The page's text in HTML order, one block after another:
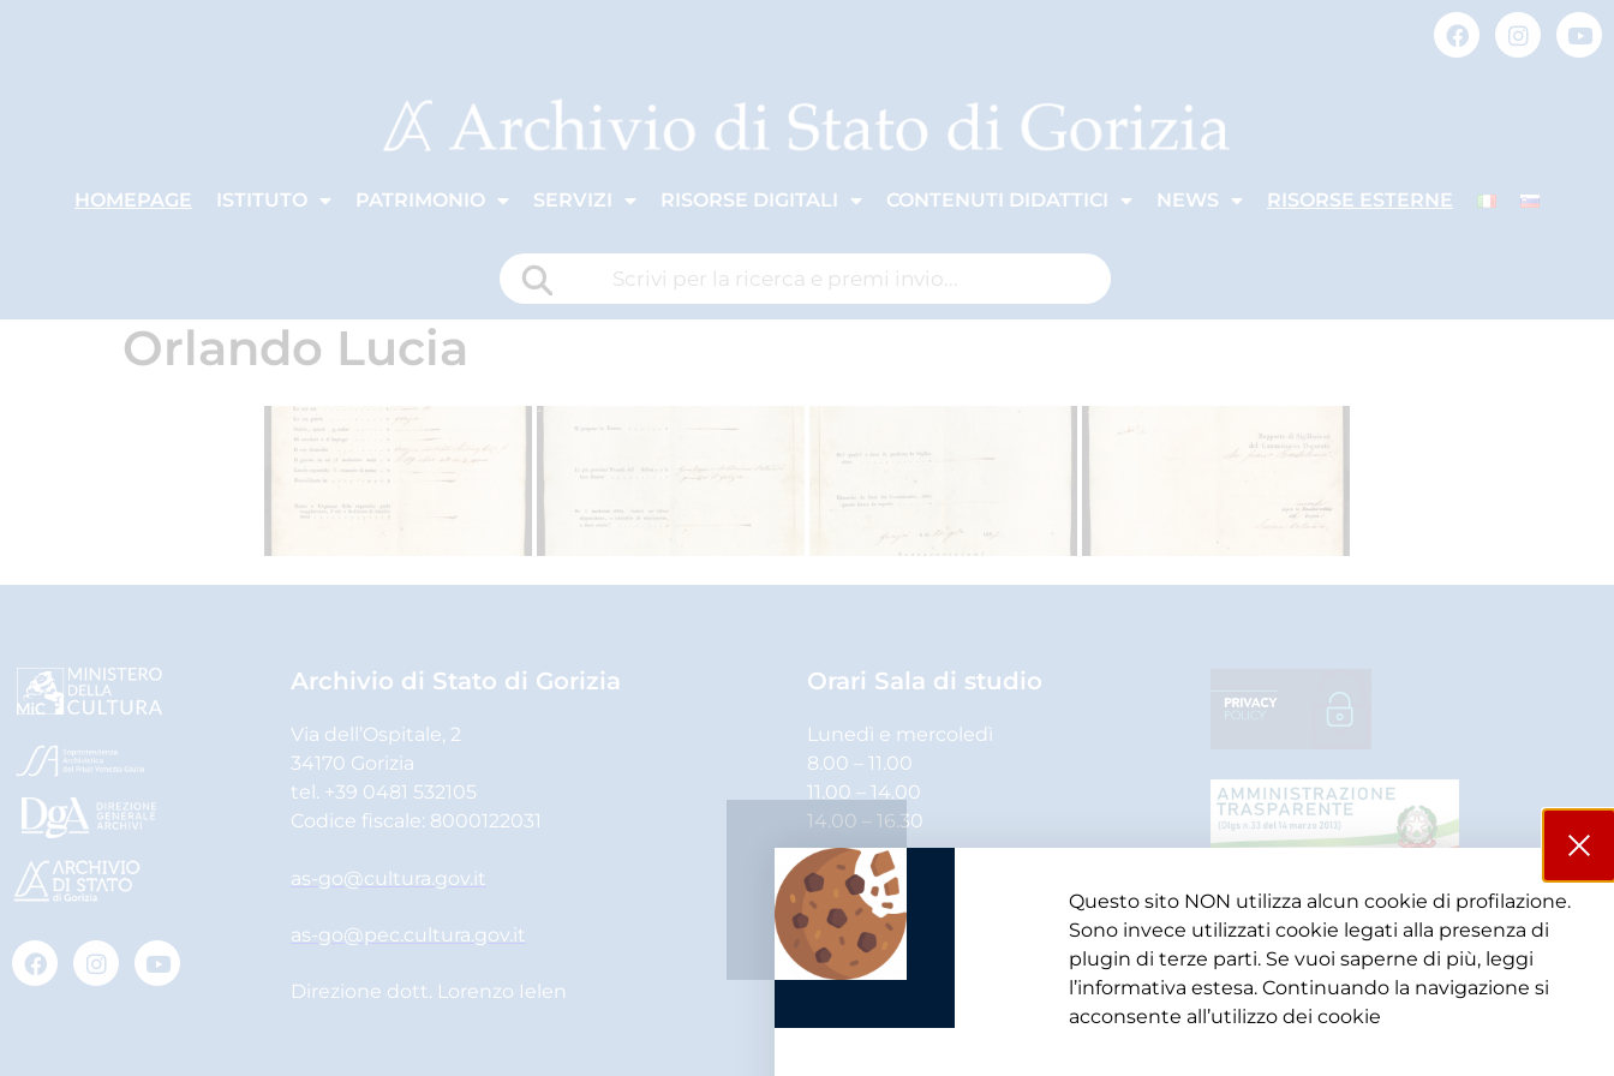
HOMEPAGE ISTITUTO PATRIMONIO SERVIZI RISORSE DIGITALI CONTENUTI DIDATTICI NEWS RISORSE ESTERNE
Orlando Lucia
Archivio di Stato di Gorizia
Via dell’Ospitale, 2
34170 Gorizia
tel. +39 0481 532105
Codice fiscale: 8000122031
as-go@cultura.gov.it
as-go@pec.cultura.gov.it
Direzione dott. Lorenzo Ielen
Orari Sala di studio
Lunedì e mercoledì
8.00 – 11.00
11.00 – 14.00
14.00 – 16.30
Martedì, giovedì e venerdì
8.00 – 11.00
11.00 – 14.00
Questo sito NON utilizza alcun cookie di profilazione.
Sono invece utilizzati cookie legati alla presenza di
plugin di terze parti. Se vuoi saperne di più, leggi
l’informativa estesa. Continuando la navigazione si
acconsente all’utilizzo dei cookie​